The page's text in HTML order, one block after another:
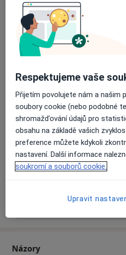
Adresa
Sam. ord. lékaře spec.
Opočenská 74,
Přiblížit
Dostupnost
Na této adrese online
Co mám v takové situaci
Způsoby platby (soukromé
Na teto adrese lékař přijímá
Názory
Respektujeme vaše
Přijetím povolujete nám a našim
soubory cookie (nebo podobné
shromažďování údajů pro
obsahu na základě vašich
preference můžete kdykoli
nastavení. Další informace
soukromí a souborů cookie.
Upravit